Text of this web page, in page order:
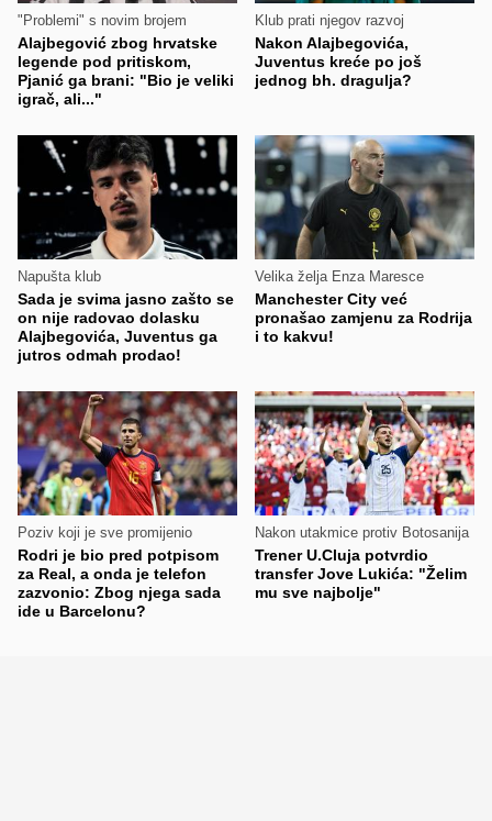
"Problemi" s novim brojem
Alajbegović zbog hrvatske
legende pod pritiskom,
Pjanić ga brani: "Bio je veliki
igrač, ali..."
Klub prati njegov razvoj
Nakon Alajbegovića,
Juventus kreće po još
jednog bh. dragulja?
Napušta klub
Sada je svima jasno zašto se
on nije radovao dolasku
Alajbegovića, Juventus ga
jutros odmah prodao!
Velika želja Enza Maresce
Manchester City već
pronašao zamjenu za Rodrija
i to kakvu!
Poziv koji je sve promijenio
Rodri je bio pred potpisom
za Real, a onda je telefon
zazvonio: Zbog njega sada
ide u Barcelonu?
Nakon utakmice protiv Botosanija
Trener U.Cluja potvrdio
transfer Jove Lukića: "Želim
mu sve najbolje"